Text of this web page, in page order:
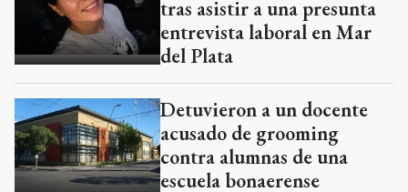
tras asistir a una presunta
entrevista laboral en Mar
del Plata
Detuvieron a un docente
acusado de grooming
contra alumnas de una
escuela bonaerense